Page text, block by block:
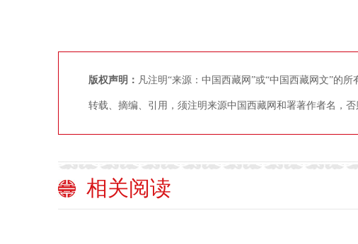
版权声明： 凡注明“来源：中国西藏网”或“中国西藏网文”的
转载、摘编、引用，须注明来源中国西藏网和署著作者名，否
相关阅读